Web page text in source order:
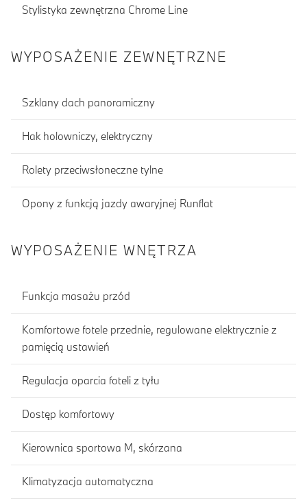
Stylistyka zewnętrzna Chrome Line
WYPOSAŻENIE ZEWNĘTRZNE
Szklany dach panoramiczny
Hak holowniczy, elektryczny
Rolety przeciwsłoneczne tylne
Opony z funkcją jazdy awaryjnej Runflat
WYPOSAŻENIE WNĘTRZA
Funkcja masażu przód
Komfortowe fotele przednie, regulowane elektrycznie z
pamięcią ustawień
Regulacja oparcia foteli z tyłu
Dostęp komfortowy
Kierownica sportowa M, skórzana
Klimatyzacja automatyczna